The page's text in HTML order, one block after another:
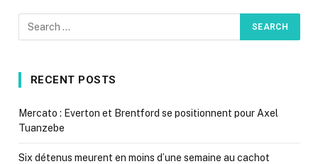
RECENT POSTS
Mercato : Everton et Brentford se positionnent pour Axel
Tuanzebe
Six détenus meurent en moins d’une semaine au cachot